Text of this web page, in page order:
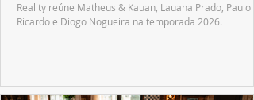
Reality reúne Matheus & Kauan, Lauana Prado, Paulo
Ricardo e Diogo Nogueira na temporada 2026.